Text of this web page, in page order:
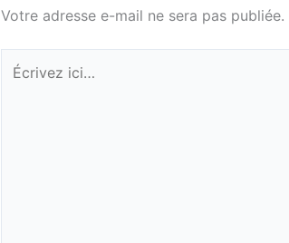
Votre adresse e-mail ne sera pas publiée.
Écrivez
ici…